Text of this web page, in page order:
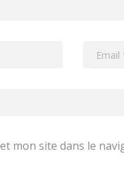
mon site dans le